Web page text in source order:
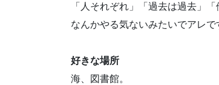
「人それぞれ」「過去は過去」
なんかやる気ないみたいでアレで
好きな場所
海、図書館。